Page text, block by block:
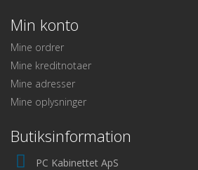
Min konto
Mine ordrer
Mine kreditnotaer
Mine adresser
Mine oplysninger
Butiksinformation
PC Kabinettet ApS